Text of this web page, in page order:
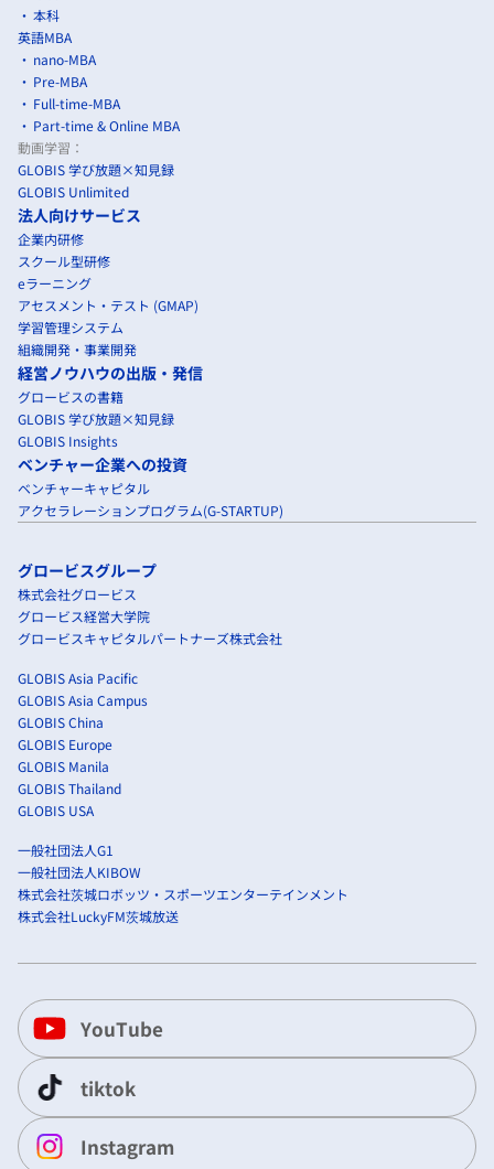
本科
英語MBA
nano-MBA
Pre-MBA
Full-time-MBA
Part-time & Online MBA
動画学習：
GLOBIS 学び放題×知見録
GLOBIS Unlimited
法人向けサービス
企業内研修
スクール型研修
eラーニング
アセスメント・テスト (GMAP)
学習管理システム
組織開発・事業開発
経営ノウハウの出版・発信
グロービスの書籍
GLOBIS 学び放題×知見録
GLOBIS Insights
ベンチャー企業への投資
ベンチャーキャピタル
アクセラレーションプログラム(G-STARTUP)
グロービスグループ
株式会社グロービス
グロービス経営大学院
グロービスキャピタルパートナーズ株式会社
GLOBIS Asia Pacific
GLOBIS Asia Campus
GLOBIS China
GLOBIS Europe
GLOBIS Manila
GLOBIS Thailand
GLOBIS USA
一般社団法人G1
一般社団法人KIBOW
株式会社茨城ロボッツ・スポーツエンターテインメント
株式会社LuckyFM茨城放送
YouTube
tiktok
Instagram